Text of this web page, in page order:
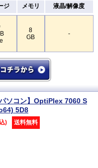
ジ メモリ 液晶/解像度
8
GB
-
ソコン】OptiPlex 7060 S
5D8
) 送料無料